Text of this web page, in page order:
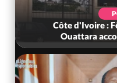
Côte d'Ivoire :
Ouattara